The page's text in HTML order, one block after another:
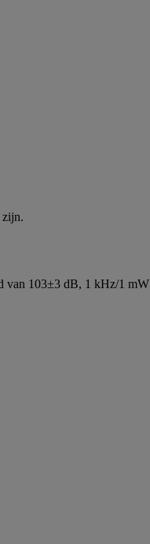
zijn.
van 103±3 dB, 1 kHz/1 mW